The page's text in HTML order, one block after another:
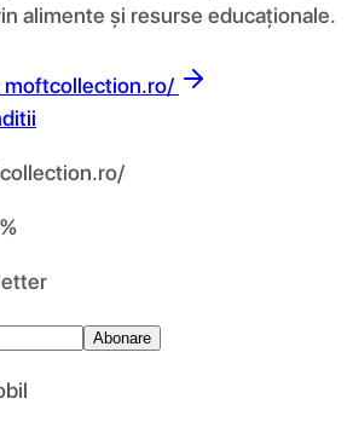
alimente și resurse educaționale.
moftcollection.ro/
Abonare